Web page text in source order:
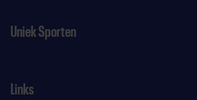
Uniek Sporten
Links